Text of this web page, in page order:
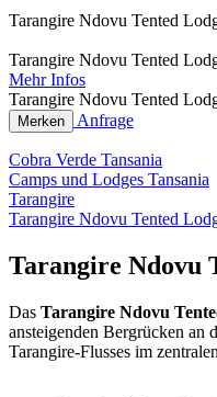
Tarangire Ndovu Tented
Tarangire Ndovu Tented
Mehr Infos
Tarangire Ndovu Tented
Merken Anfrage
Cobra Verde Tansania
Camps und Lodges Tansania
Tarangire
Tarangire Ndovu Tented
Tarangire Ndovu
Das Tarangire Ndovu
ansteigenden Bergrücken an
Tarangire-Flusses im